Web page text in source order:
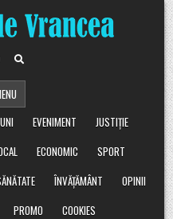
EVENIMENT
JUSTIȚIE
ECONOMIC
SPORT
ÎNVĂȚĂMÂNT
OPINII
PROMO COOKIES